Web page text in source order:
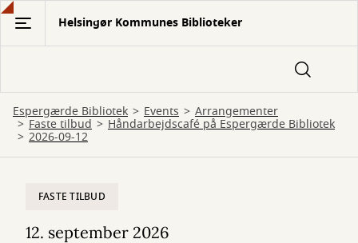
Gå
hovedindhold
Helsingør Kommunes Biblioteker
Espergærde Bibliotek Events Arrangementer
Faste tilbud Håndarbejdscafé på Espergærde Bibliotek
2026-09-12
FASTE TILBUD
12. september 2026